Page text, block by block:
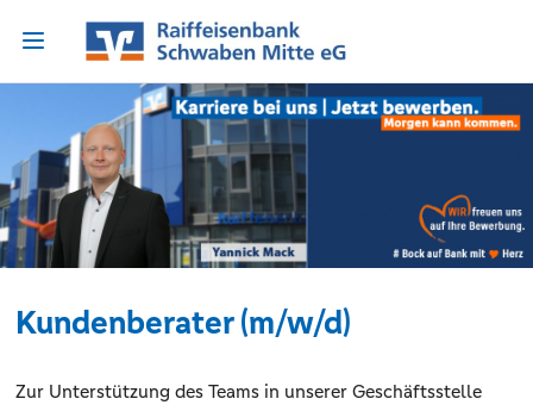
Kundenberater (m/w/d)
Zur Unterstützung des Teams in unserer Geschäftsstelle